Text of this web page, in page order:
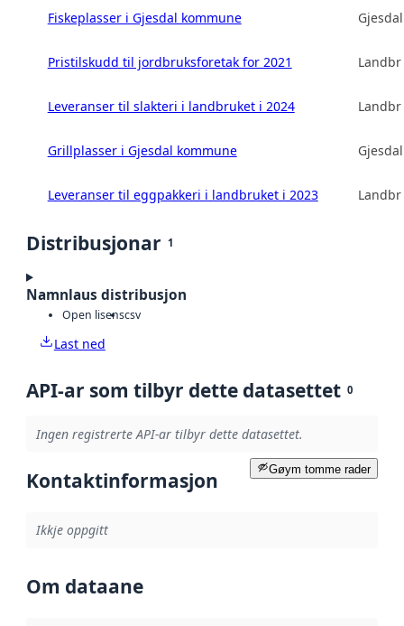
Fiskeplasser i Gjesdal kommune
Pristilskudd til jordbruksforetak for 2021
Leveranser til slakteri i landbruket i 2024
Grillplasser i Gjesdal kommune
Leveranser til eggpakkeri i landbruket i 2023
Distribusjonar 1
Namnlaus distribusjon
Open lisenscsv
Last ned
API-ar som tilbyr dette datasettet 0
Ingen registrerte API-ar tilbyr dette datasettet.
Gøym tomme rader
Kontaktinformasjon
Ikkje oppgitt
Om dataane